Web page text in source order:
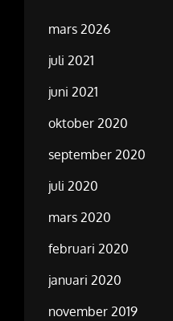
mars 2026
juli 2021
juni 2021
oktober 2020
september 2020
juli 2020
mars 2020
februari 2020
januari 2020
november 2019